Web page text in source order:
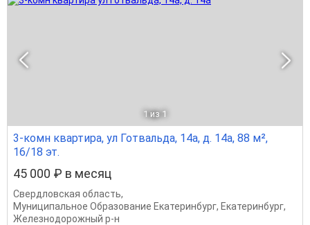
1 из 1
3-комн квартира, ул Готвальда, 14а, д. 14а, 88 м²,
16/18 эт.
45 000 ₽ в месяц
Свердловская область,
Муниципальное Образование Екатеринбург, Екатеринбург,
Железнодорожный р-н